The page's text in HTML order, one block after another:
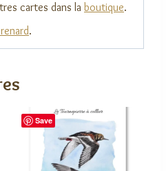
cartes dans la boutique.
renard.
Save